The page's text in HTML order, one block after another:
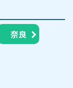
奈良